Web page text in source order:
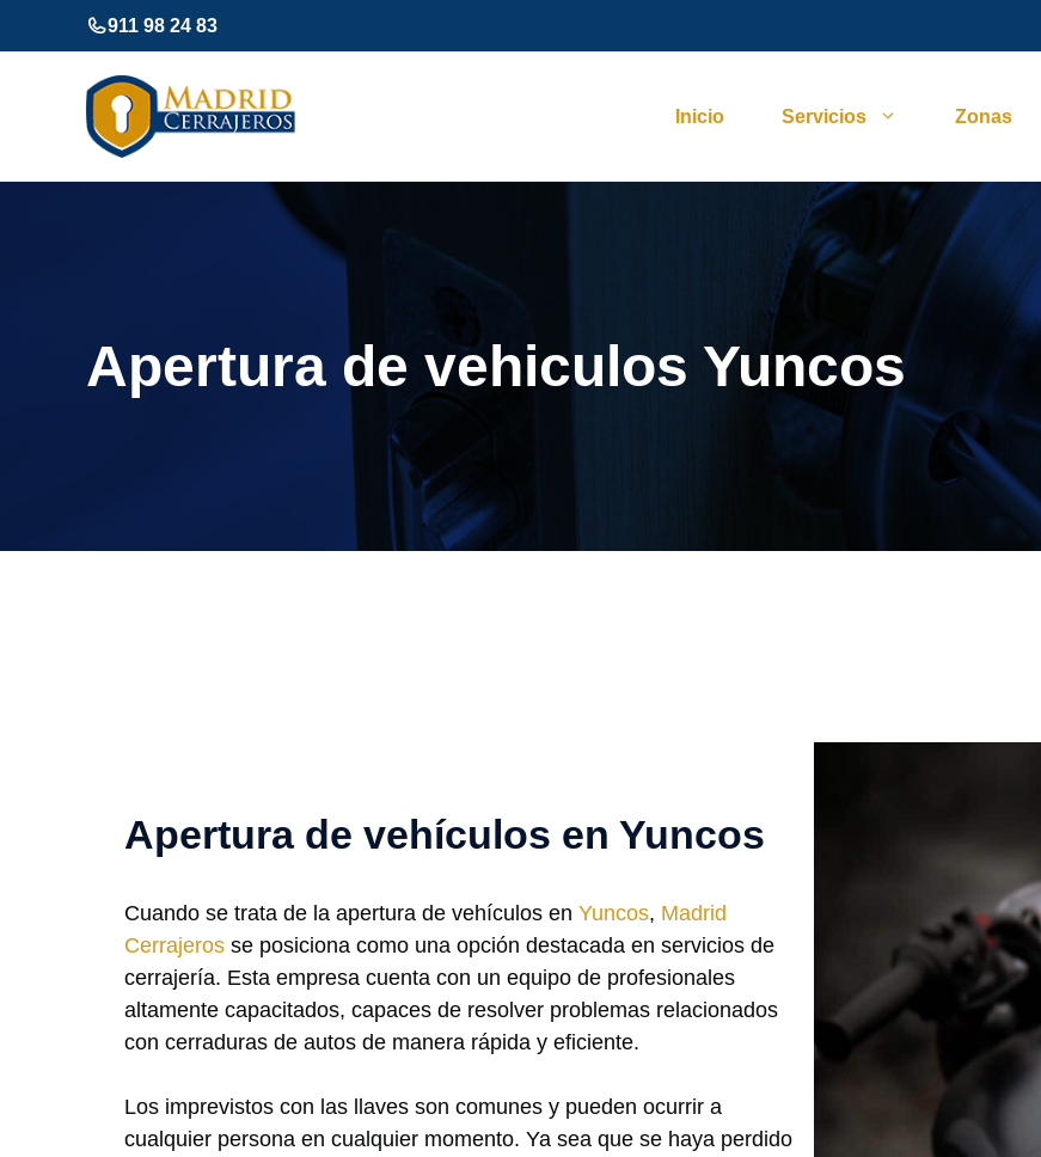
al
911 98 24 83
Inicio Servicios Zonas
Apertura de vehiculos Yuncos
Apertura de vehículos en Yuncos
Cuando se trata de la apertura de vehículos en Yuncos, Madrid
Cerrajeros se posiciona como una opción destacada en servicios de
cerrajería. Esta empresa cuenta con un equipo de profesionales
altamente capacitados, capaces de resolver problemas relacionados
con cerraduras de autos de manera rápida y eficiente.
Los imprevistos con las llaves son comunes y pueden ocurrir a
cualquier persona en cualquier momento. Ya sea que se haya perdido